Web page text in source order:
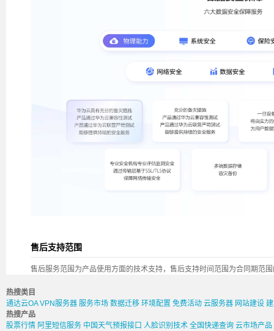
售后支持范围
售后服务范围为产品使用方面的技术支持，售后支持时间范围为合同期范
热搜类目
通达云OA VPN服务器 服务市场 数据迁移 环境配置 免费活动 云服务器 网站建设
热搜产品
股票行情 阿里短信服务 中国天气预报接口 人脸识别技术 全国快递查询 云市场产品